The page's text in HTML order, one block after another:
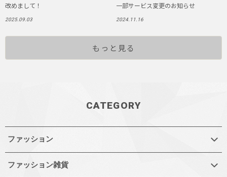
改めまして！
2025.09.03
一部サービス変更のお知らせ
2024.11.16
もっと見る
CATEGORY
ファッション
ファッション雑貨